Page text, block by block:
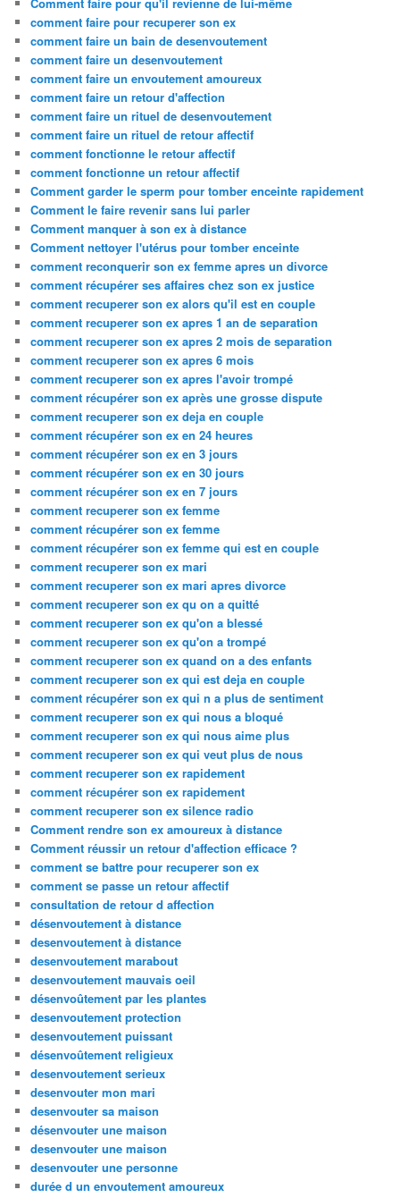
comment faire pour recuperer son ex
comment faire un bain de desenvoutement
comment faire un desenvoutement
comment faire un envoutement amoureux
comment faire un retour d'affection
comment faire un rituel de desenvoutement
comment faire un rituel de retour affectif
comment fonctionne le retour affectif
comment fonctionne un retour affectif
Comment garder le sperm pour tomber enceinte rapidement
Comment le faire revenir sans lui parler
Comment manquer à son ex à distance
Comment nettoyer l'utérus pour tomber enceinte
comment reconquerir son ex femme apres un divorce
comment récupérer ses affaires chez son ex justice
comment recuperer son ex alors qu'il est en couple
comment recuperer son ex apres 1 an de separation
comment recuperer son ex apres 2 mois de separation
comment recuperer son ex apres 6 mois
comment recuperer son ex apres l'avoir trompé
comment récupérer son ex après une grosse dispute
comment recuperer son ex deja en couple
comment récupérer son ex en 24 heures
comment récupérer son ex en 3 jours
comment récupérer son ex en 30 jours
comment récupérer son ex en 7 jours
comment recuperer son ex femme
comment récupérer son ex femme
comment récupérer son ex femme qui est en couple
comment recuperer son ex mari
comment recuperer son ex mari apres divorce
comment recuperer son ex qu on a quitté
comment recuperer son ex qu'on a blessé
comment recuperer son ex qu'on a trompé
comment recuperer son ex quand on a des enfants
comment recuperer son ex qui est deja en couple
comment récupérer son ex qui n a plus de sentiment
comment recuperer son ex qui nous a bloqué
comment recuperer son ex qui nous aime plus
comment recuperer son ex qui veut plus de nous
comment recuperer son ex rapidement
comment récupérer son ex rapidement
comment recuperer son ex silence radio
Comment rendre son ex amoureux à distance
Comment réussir un retour d'affection efficace ?
comment se battre pour recuperer son ex
comment se passe un retour affectif
consultation de retour d affection
désenvoutement à distance
desenvoutement à distance
desenvoutement marabout
desenvoutement mauvais oeil
désenvoûtement par les plantes
desenvoutement protection
desenvoutement puissant
désenvoûtement religieux
desenvoutement serieux
desenvouter mon mari
desenvouter sa maison
désenvouter une maison
desenvouter une maison
desenvouter une personne
durée d un envoutement amoureux